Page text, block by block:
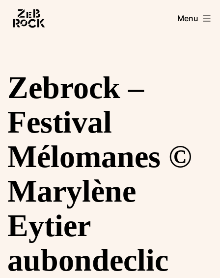
Aller
Zebrock Menu
Zebrock –
Festival
Mélomanes ©
Marylène
Eytier
aubondeclic